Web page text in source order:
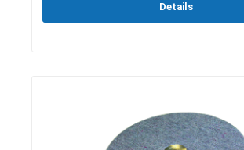
Details